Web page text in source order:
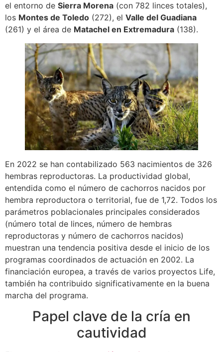
el entorno de Sierra Morena (con 782 linces totales),
los Montes de Toledo (272), el Valle del Guadiana
(261) y el área de Matachel en Extremadura (138).
En 2022 se han contabilizado 563 nacimientos de 326
hembras reproductoras. La productividad global,
entendida como el número de cachorros nacidos por
hembra reproductora o territorial, fue de 1,72. Todos los
parámetros poblacionales principales considerados
(número total de linces, número de hembras
reproductoras y número de cachorros nacidos)
muestran una tendencia positiva desde el inicio de los
programas coordinados de actuación en 2002. La
financiación europea, a través de varios proyectos Life,
también ha contribuido significativamente en la buena
marcha del programa.
Papel clave de la cría en
cautividad